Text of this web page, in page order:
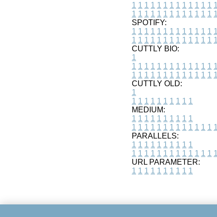
1 1 1 1 1 1 1 1 1 1 1 1 1 1
1 1 1 1 1 1 1 1 1 1 1 1 1 1
SPOTIFY:
1 1 1 1 1 1 1 1 1 1 1 1 1 1
1 1 1 1 1 1 1 1 1 1 1 1 1 1
CUTTLY BIO:
1
1 1 1 1 1 1 1 1 1 1 1 1 1 1
1 1 1 1 1 1 1 1 1 1 1 1 1 1
CUTTLY OLD:
1
1 1 1 1 1 1 1 1 1 1
MEDIUM:
1 1 1 1 1 1 1 1 1 1
1 1 1 1 1 1 1 1 1 1 1 1 1 1
PARALLELS:
1 1 1 1 1 1 1 1 1 1
1 1 1 1 1 1 1 1 1 1 1 1 1 1
URL PARAMETER:
1 1 1 1 1 1 1 1 1 1